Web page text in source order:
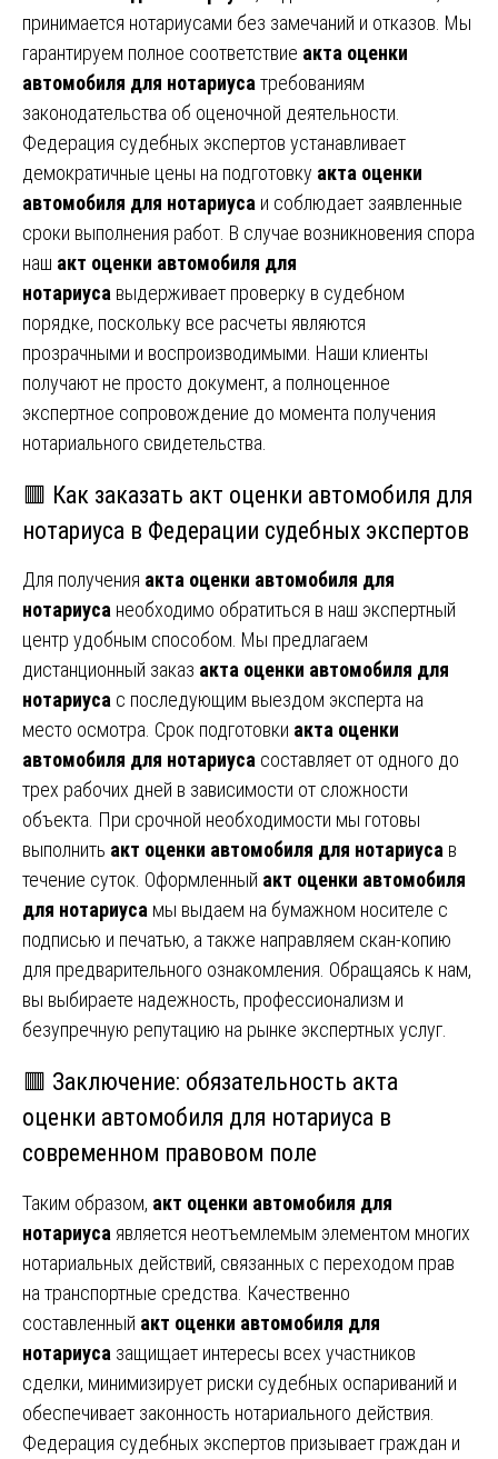
принимается нотариусами без замечаний и отказов. Мы
гарантируем полное соответствие акта оценки
автомобиля для нотариуса требованиям
законодательства об оценочной деятельности.
Федерация судебных экспертов устанавливает
демократичные цены на подготовку акта оценки
автомобиля для нотариуса и соблюдает заявленные
сроки выполнения работ. В случае возникновения спора
наш акт оценки автомобиля для
нотариуса выдерживает проверку в судебном
порядке, поскольку все расчеты являются
прозрачными и воспроизводимыми. Наши клиенты
получают не просто документ, а полноценное
экспертное сопровождение до момента получения
нотариального свидетельства.
🟥 Как заказать акт оценки автомобиля для
нотариуса в Федерации судебных экспертов
Для получения акта оценки автомобиля для
нотариуса необходимо обратиться в наш экспертный
центр удобным способом. Мы предлагаем
дистанционный заказ акта оценки автомобиля для
нотариуса с последующим выездом эксперта на
место осмотра. Срок подготовки акта оценки
автомобиля для нотариуса составляет от одного до
трех рабочих дней в зависимости от сложности
объекта. При срочной необходимости мы готовы
выполнить акт оценки автомобиля для нотариуса в
течение суток. Оформленный акт оценки автомобиля
для нотариуса мы выдаем на бумажном носителе с
подписью и печатью, а также направляем скан-копию
для предварительного ознакомления. Обращаясь к нам,
вы выбираете надежность, профессионализм и
безупречную репутацию на рынке экспертных услуг.
🟥 Заключение: обязательность акта
оценки автомобиля для нотариуса в
современном правовом поле
Таким образом, акт оценки автомобиля для
нотариуса является неотъемлемым элементом многих
нотариальных действий, связанных с переходом прав
на транспортные средства. Качественно
составленный акт оценки автомобиля для
нотариуса защищает интересы всех участников
сделки, минимизирует риски судебных оспариваний и
обеспечивает законность нотариального действия.
Федерация судебных экспертов призывает граждан и